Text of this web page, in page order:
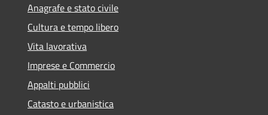
Anagrafe e stato civile
Cultura e tempo libero
Vita lavorativa
Imprese e Commercio
Appalti pubblici
Catasto e urbanistica